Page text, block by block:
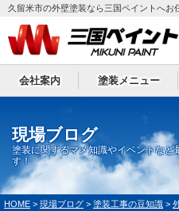
久留米市の外壁塗装なら三国ペイントへお
会社案内 塗装メニュー
現場ブログ
塗装に関するマメ知識やイベントなど
す！
HOME > 現場ブログ > 塗装工事の豆知識 >